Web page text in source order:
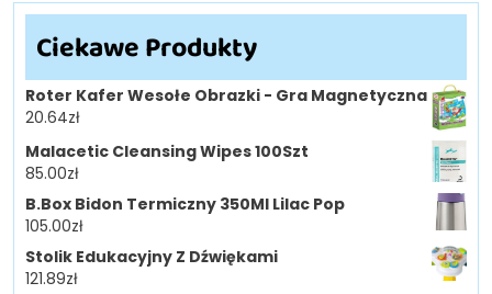
Ciekawe Produkty
Roter Kafer Wesołe Obrazki - Gra Magnetyczna
20.64zł
Malacetic Cleansing Wipes 100Szt
85.00zł
B.Box Bidon Termiczny 350Ml Lilac Pop
105.00zł
Stolik Edukacyjny Z Dźwiękami
121.89zł